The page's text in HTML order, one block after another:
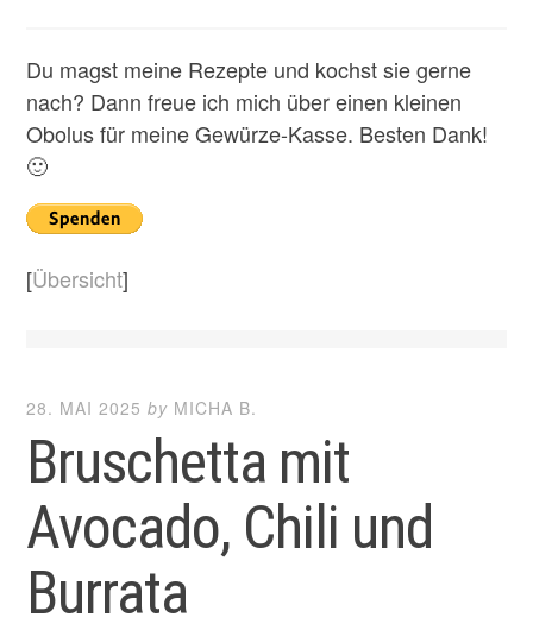
Du magst meine Rezepte und kochst sie gerne
nach? Dann freue ich mich über einen kleinen
Obolus für meine Gewürze-Kasse. Besten Dank!
🙂
[Übersicht]
28. MAI 2025 by MICHA B.
Bruschetta mit
Avocado, Chili und
Burrata